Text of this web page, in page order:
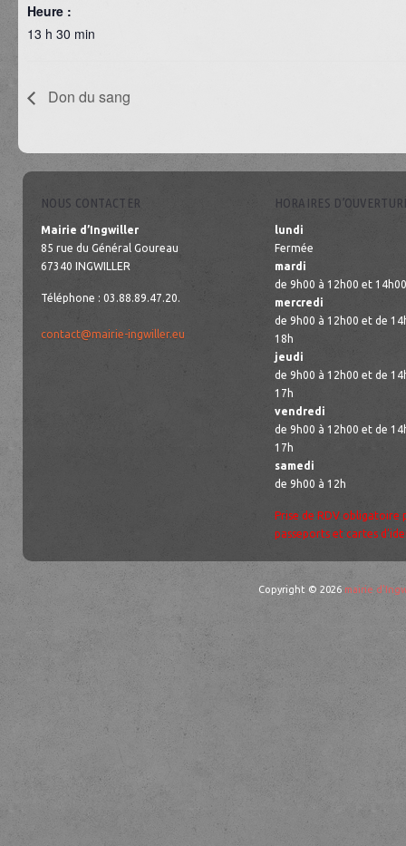
Heure :
13 h 30 min
Don du sang
NOUS CONTACTER
Mairie d’Ingwiller
85 rue du Général Goureau
67340 INGWILLER
Téléphone : 03.88.89.47.20.
contact@mairie-ingwiller.eu
HORAIRES
lundi
Fermée
mardi
de 9h00 à 12h00 et
mercredi
de 9h00 à 12h00 et de
18h
jeudi
de 9h00 à 12h00 et de
17h
vendredi
de 9h00 à 12h00 et de
17h
samedi
de 9h00 à 12h
Prise de RDV obligatoire
passeports et cartes
Copyright © 2026 mairie